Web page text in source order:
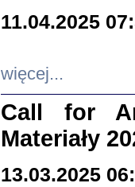
11.04.2025
więcej...
Call for
Materiały
13.03.2025